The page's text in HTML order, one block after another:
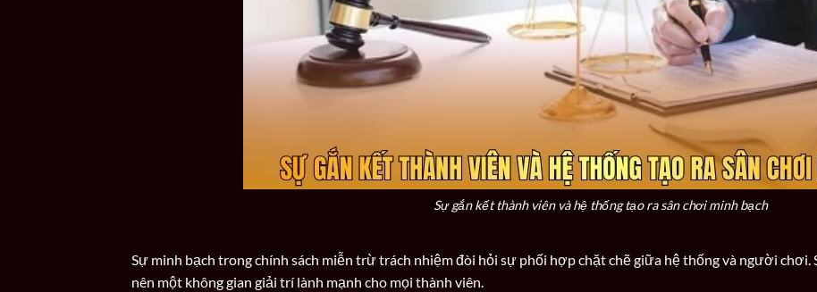
Sự gắn kết thành viên và hệ thống tạo ra sân chơi minh bạch
Sự minh bạch trong chính sách miễn trừ trách nhiệm đòi hỏi sự phối hợp chặt chẽ giữa hệ thống và người chơi.
nên một không gian giải trí lành mạnh cho mọi thành viên.